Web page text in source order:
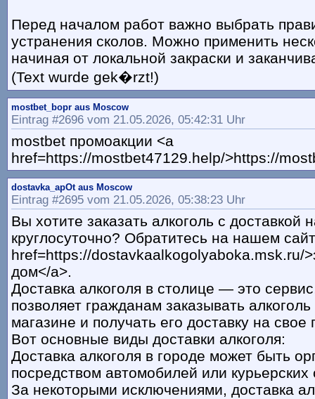
Перед началом работ важно выбрать
устранения сколов. Можно применить
начиная от локальной закраски и
(Text wurde gek�rzt!)
mostbet_bopr aus Moscow
Eintrag #2696 vom 21.05.2026, 05:42:31 Uhr
mostbet промоакции <a
href=https://mostbet47129.help/>https://
dostavka_apOt aus Moscow
Eintrag #2695 vom 21.05.2026, 05:38:23 Uhr
Вы хотите заказать алкоголь с доставкой
круглосуточно? Обратитесь на нашем
href=https://dostavkaalkogolyaboka.msk.ru/
дом</a>.
Доставка алкоголя в столице — это
позволяет гражданам заказывать
магазине и получать его доставку на свое
Вот основные виды доставки алкоголя:
Доставка алкоголя в городе может быть
посредством автомобилей или
За некоторыми исключениями, доставка